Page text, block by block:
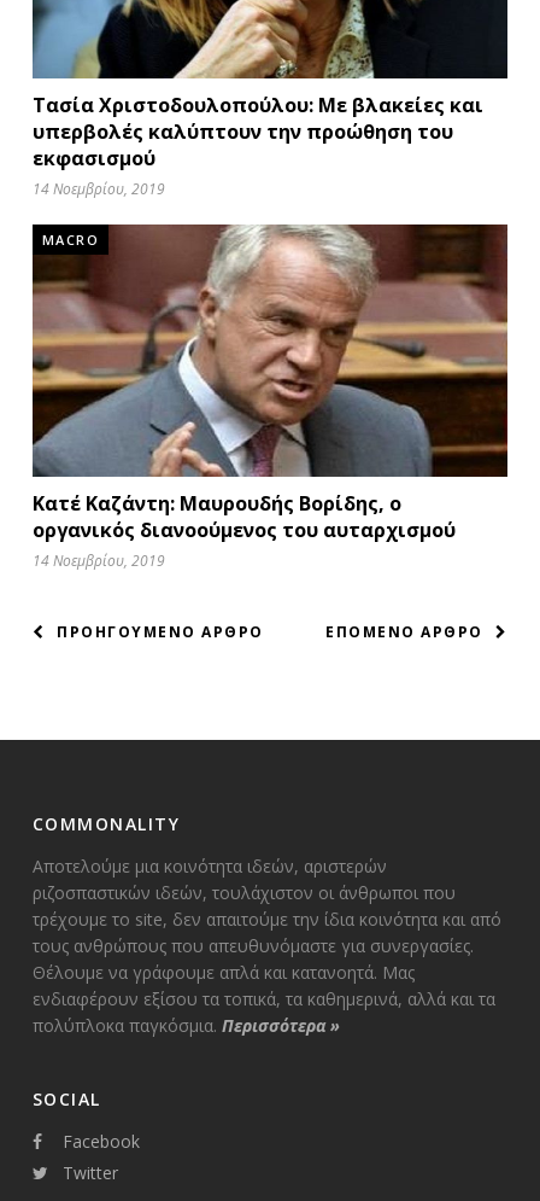
Τασία Χριστοδουλοπούλου: Με βλακείες και
υπερβολές καλύπτουν την προώθηση του
εκφασισμού
14 Νοεμβρίου, 2019
MACRO
Κατέ Καζάντη: Μαυρουδής Βορίδης, ο
οργανικός διανοούμενος του αυταρχισμού
14 Νοεμβρίου, 2019
ΠΛΟΗΓΗΣΗ
ΕΠΟΜΕΝΟ ΑΡΘΡΟ
ΠΡΟΗΓΟΥΜΕΝΟ ΑΡΘΡΟ
COMMONALITY
Αποτελούμε μια κοινότητα ιδεών, αριστερών
ριζοσπαστικών ιδεών, τουλάχιστον οι άνθρωποι που
τρέχουμε το site, δεν απαιτούμε την ίδια κοινότητα και από
τους ανθρώπους που απευθυνόμαστε για συνεργασίες.
Θέλουμε να γράφουμε απλά και κατανοητά. Μας
ενδιαφέρουν εξίσου τα τοπικά, τα καθημερινά, αλλά και τα
πολύπλοκα παγκόσμια. Περισσότερα»
SOCIAL
Facebook
Twitter